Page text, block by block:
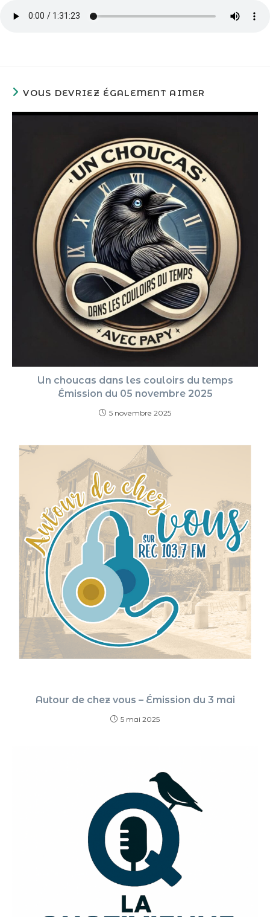
VOUS DEVRIEZ ÉGALEMENT AIMER
Un choucas dans les couloirs du temps
Émission du 05 novembre 2025
5 novembre 2025
Autour de chez vous – Émission du 3 mai
5 mai 2025